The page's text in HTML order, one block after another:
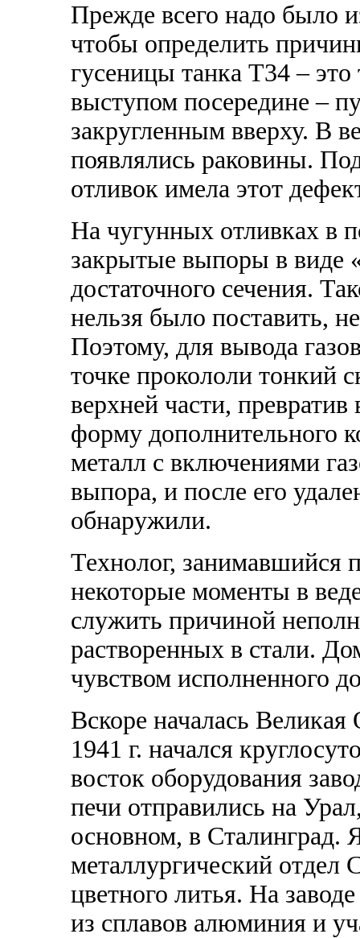
Прежде всего надо было
чтобы определить
гусеницы танка Т34 – это
выступом посередине –
закругленным вверху. В
появлялись раковины.
отливок имела этот
На чугунных отливках в
закрытые выпоры в виде
достаточного сечения.
нельзя было поставить,
Поэтому, для вывода
точке прокололи тонкий
верхней части,
форму дополнительного
металл с включениями
выпора, и после его
обнаружили.
Технолог, занимавшийся
некоторые моменты в
служить причиной
растворенных в стали.
чувством исполненного
Вскоре началась
1941 г. начался
восток оборудования
печи отправились на
основном, в Сталинград.
металлургический
цветного литья. На
из сплавов алюминия и